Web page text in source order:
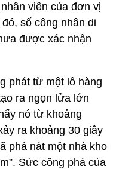
viên của đơn vị
số công nhân di
được xác nhận
phát từ một lô hàng
ra ngọn lửa lớn
nó từ khoảng
ra khoảng 30 giây
phá nát một nhà kho
Sức công phá của